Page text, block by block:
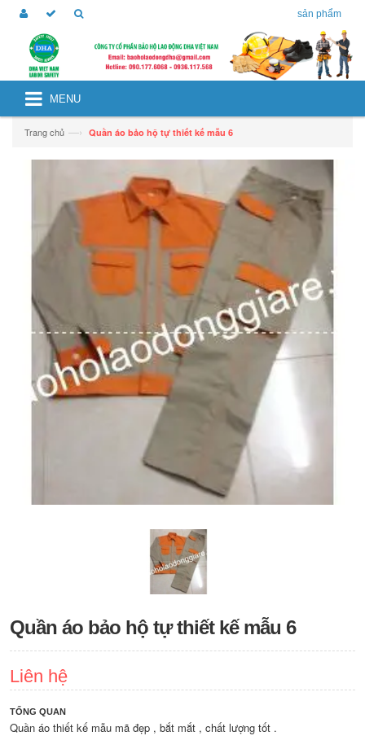
sản phẩm
MENU
Trang chủ —› Quần áo bảo hộ tự thiết kế mẫu 6
Quần áo bảo hộ tự thiết kế mẫu 6
Liên hệ
TỔNG QUAN
Quần áo thiết kế mẫu mã đẹp , bắt mắt , chất lượng tốt .